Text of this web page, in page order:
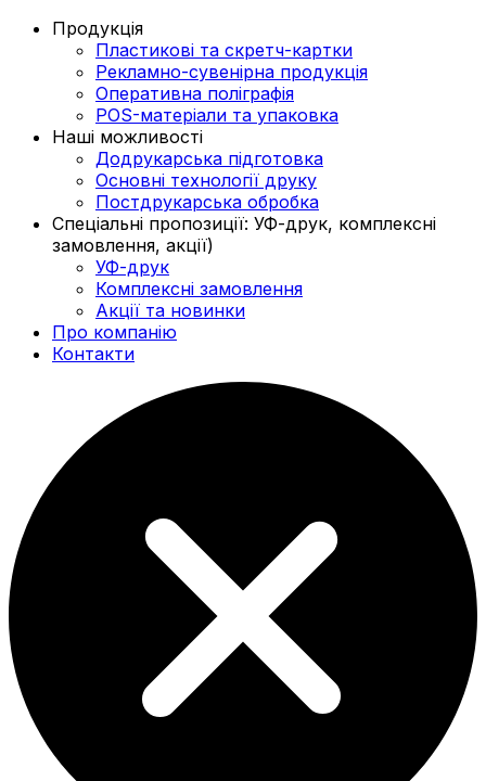
Продукція
Пластикові та скретч-картки
Рекламно-сувенірна продукція
Оперативна поліграфія
POS-матеріали та упаковка
Наші можливості
Додрукарська підготовка
Основні технології друку
Постдрукарська обробка
Спеціальні пропозиції: УФ-друк, комплексні
замовлення, акції)
УФ-друк
Комплексні замовлення
Акції та новинки
Про компанію
Контакти